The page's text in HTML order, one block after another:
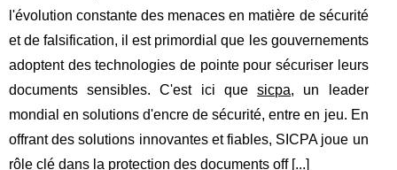
l'évolution constante des menaces en matière de sécurité
et de falsification, il est primordial que les gouvernements
adoptent des technologies de pointe pour sécuriser leurs
documents sensibles. C'est ici quesicpa, un leader
mondial en solutions d'encre de sécurité, entre en jeu. En
offrant des solutions innovantes et fiables, SICPA joue un
rôle clé dans la protection des documents off [...]